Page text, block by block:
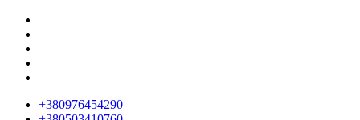
+380976454290